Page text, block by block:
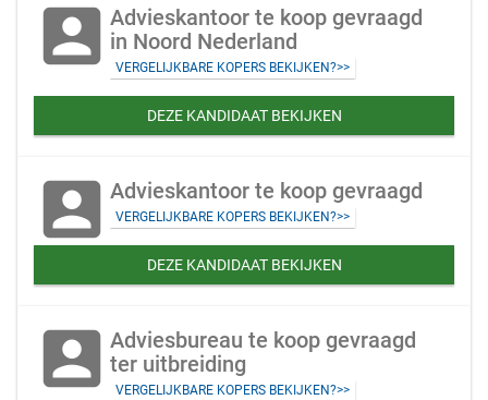
account_box Advieskantoor te koop gevraagd
in Noord Nederland
VERGELIJKBARE KOPERS BEKIJKEN?>>
DEZE KANDIDAAT BEKIJKEN
account_box Advieskantoor te koop gevraagd
VERGELIJKBARE KOPERS BEKIJKEN?>>
DEZE KANDIDAAT BEKIJKEN
account_box Adviesbureau te koop gevraagd
ter uitbreiding
VERGELIJKBARE KOPERS BEKIJKEN?>>